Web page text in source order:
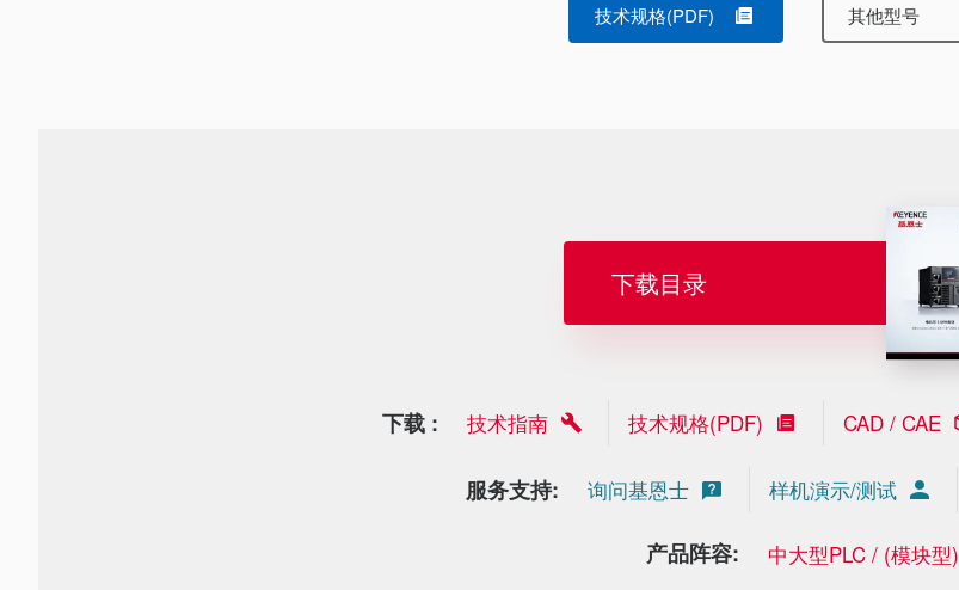
技术规格(PDF) 其他型号
下载目录
下载 : 技术指南 技术规格(PDF) CAD / CAE
服务支持: 询问基恩士 样机演示/测试
产品阵容: 中大型PLC / (模块型)